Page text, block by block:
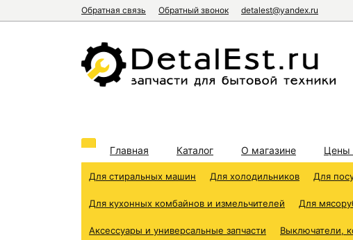
Обратная связь Обратный звонок detalest@yandex.ru
Главная Каталог О магазине Цены
Для стиральных машин Для холодильников Для
Для кухонных комбайнов и измельчителей Для
Аксессуары и универсальные запчасти Выключатели,